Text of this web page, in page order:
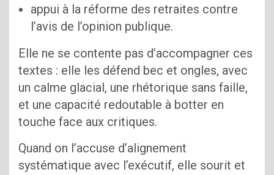
appui à la réforme des retraites contre
l’avis de l’opinion publique.
Elle ne se contente pas d’accompagner ces
textes : elle les défend bec et ongles, avec
un calme glacial, une rhétorique sans faille,
et une capacité redoutable à botter en
touche face aux critiques.
Quand on l’accuse d’alignement
systématique avec l’exécutif, elle sourit et